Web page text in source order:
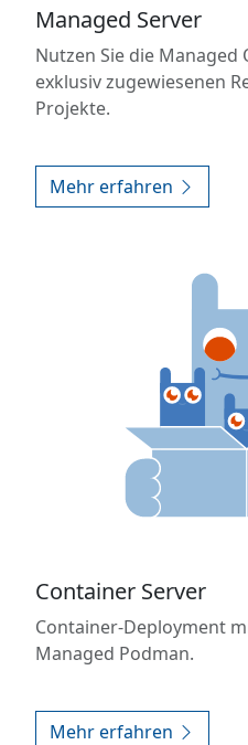
Managed Server
Nutzen Sie die
exklusiv zugewiesenen
Projekte.
Mehr erfahren
Container Server
Container-Deployment
Managed Podman.
Mehr erfahren